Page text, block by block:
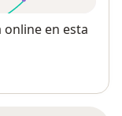
online en esta